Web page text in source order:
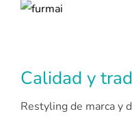
View
Calidad y
Restyling de marca y